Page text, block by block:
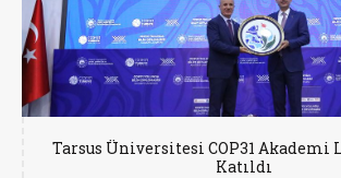
Tarsus Üniversitesi COP31 Akademi
Katıldı